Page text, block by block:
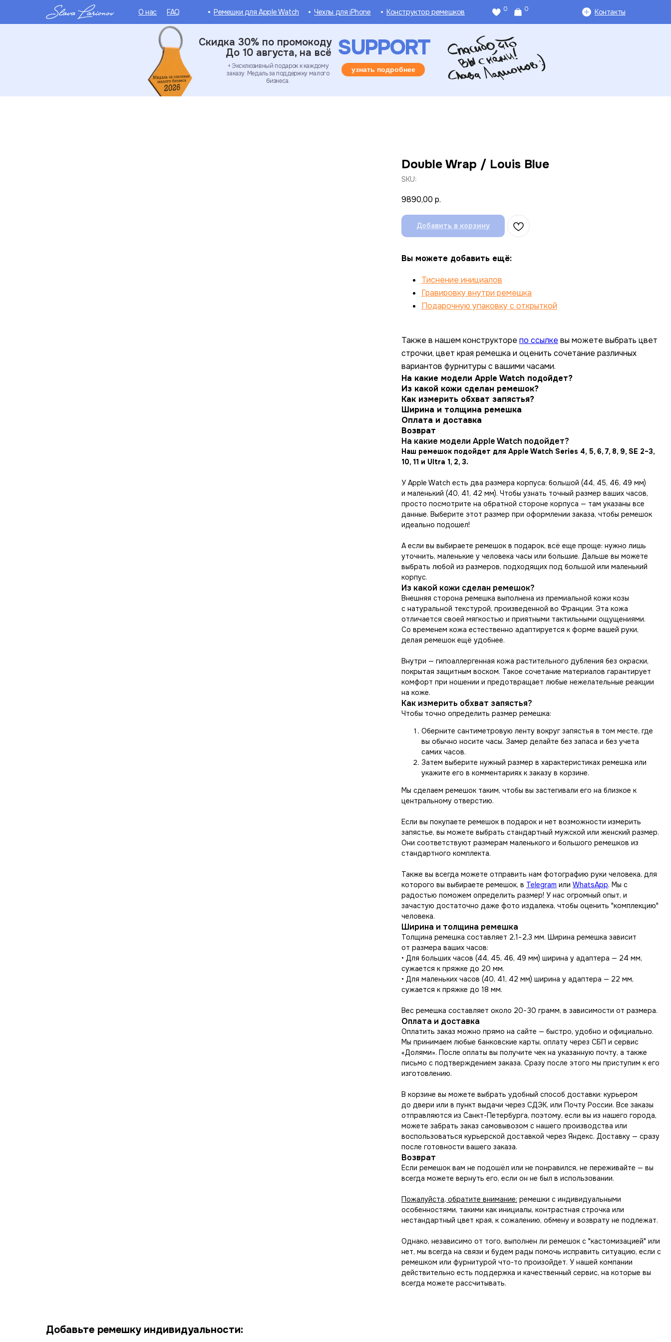
Контакты
FAQ
О нас Конструктор ремешков
Чехлы для iPhone
Ремешки для Apple Watch 0 0
+ Эксклюзивный подарок к каждому
заказу. Медаль за поддержку малого
бизнеса.
Скидка 30% по промокоду
До 10 августа, на всё
узнать подробнее
SUPPORT
Double Wrap / Louis Blue
SKU:
9890,00 р.
Добавить в корзину
Вы можете добавить ещё:
Тиснение инициалов
Гравировку внутри ремешка
Подарочную упаковку с открыткой
Также в нашем конструкторе по ссылке вы можете выбрать цвет
строчки, цвет края ремешка и оценить сочетание различных
вариантов фурнитуры с вашими часами.
На какие модели Apple Watch подойдет?
Из какой кожи сделан ремешок?
Как измерить обхват запястья?
Ширина и толщина ремешка
Оплата и доставка
Возврат
На какие модели Apple Watch подойдет?
Наш ремешок подойдет для Apple Watch Series 4, 5, 6, 7, 8, 9, SE 2−3,
10, 11 и Ultra 1, 2, 3.
У Apple Watch есть два размера корпуса: большой (44, 45, 46, 49 мм)
и маленький (40, 41, 42 мм). Чтобы узнать точный размер ваших часов,
просто посмотрите на обратной стороне корпуса — там указаны все
данные. Выберите этот размер при оформлении заказа, чтобы ремешок
идеально подошел!
А если вы выбираете ремешок в подарок, всё еще проще: нужно лишь
уточнить, маленькие у человека часы или большие. Дальше вы можете
выбрать любой из размеров, подходящих под большой или маленький
корпус.
Из какой кожи сделан ремешок?
Внешняя сторона ремешка выполнена из премиальной кожи козы
с натуральной текстурой, произведенной во Франции. Эта кожа
отличается своей мягкостью и приятными тактильными ощущениями.
Со временем кожа естественно адаптируется к форме вашей руки,
делая ремешок ещё удобнее.
Внутри — гипоаллергенная кожа растительного дубления без окраски,
покрытая защитным воском. Такое сочетание материалов гарантирует
комфорт при ношении и предотвращает любые нежелательные реакции
на коже.
Как измерить обхват запястья?
Чтобы точно определить размер ремешка:
Оберните сантиметровую ленту вокруг запястья в том месте, где
вы обычно носите часы. Замер делайте без запаса и без учета
самих часов.
Затем выберите нужный размер в характеристиках ремешка или
укажите его в комментариях к заказу в корзине.
Мы сделаем ремешок таким, чтобы вы застегивали его на близкое к
центральному отверстию.
Если вы покупаете ремешок в подарок и нет возможности измерить
запястье, вы можете выбрать стандартный мужской или женский размер.
Они соответствуют размерам маленького и большого ремешков из
стандартного комплекта.
Также вы всегда можете отправить нам фотографию руки человека, для
которого вы выбираете ремешок, в Telegram или WhatsApp. Мы с
радостью поможем определить размер! У нас огромный опыт, и
зачастую достаточно даже фото издалека, чтобы оценить "комплекцию"
человека.
Ширина и толщина ремешка
Толщина ремешка составляет 2,1−2,3 мм. Ширина ремешка зависит
от размера ваших часов:
• Для больших часов (44, 45, 46, 49 мм) ширина у адаптера — 24 мм,
сужается к пряжке до 20 мм.
• Для маленьких часов (40, 41, 42 мм) ширина у адаптера — 22 мм,
сужается к пряжке до 18 мм.
Вес ремешка составляет около 20−30 грамм, в зависимости от размера.
Оплата и доставка
Оплатить заказ можно прямо на сайте — быстро, удобно и официально.
Мы принимаем любые банковские карты, оплату через СБП и сервис
«Долями». После оплаты вы получите чек на указанную почту, а также
письмо с подтверждением заказа. Сразу после этого мы приступим к его
изготовлению.
В корзине вы можете выбрать удобный способ доставки: курьером
до двери или в пункт выдачи через СДЭК, или Почту России. Все заказы
отправляются из Санкт-Петербурга, поэтому, если вы из нашего города,
можете забрать заказ самовывозом с нашего производства или
воспользоваться курьерской доставкой через Яндекс. Доставку — сразу
после готовности вашего заказа.
Возврат
Если ремешок вам не подошёл или не понравился, не переживайте — вы
всегда можете вернуть его, если он не был в использовании.
Пожалуйста, обратите внимание: ремешки с индивидуальными
особенностями, такими как инициалы, контрастная строчка или
нестандартный цвет края, к сожалению, обмену и возврату не подлежат.
Однако, независимо от того, выполнен ли ремешок с "кастомизацией" или
нет, мы всегда на связи и будем рады помочь исправить ситуацию, если с
ремешком или фурнитурой что-то произойдет. У нашей компании
действительно есть поддержка и качественный сервис, на которые вы
всегда можете рассчитывать.
Добавьте ремешку индивидуальности: